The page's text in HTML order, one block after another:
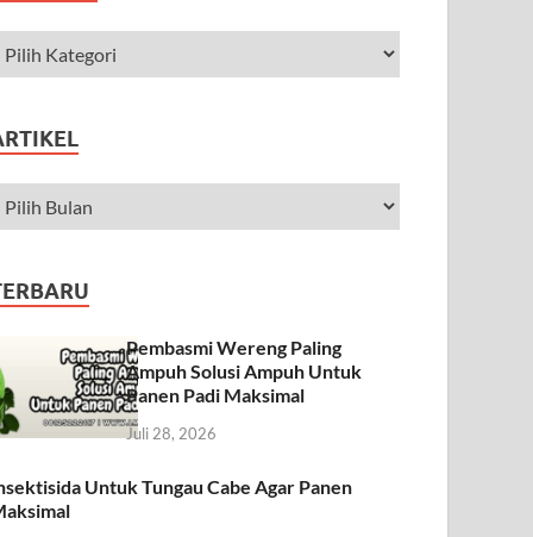
Pembasmi Wereng Paling
Ampuh Solusi Ampuh Untuk
Panen Padi Maksimal
Juli 28, 2026
Untuk Tungau Cabe Agar Panen